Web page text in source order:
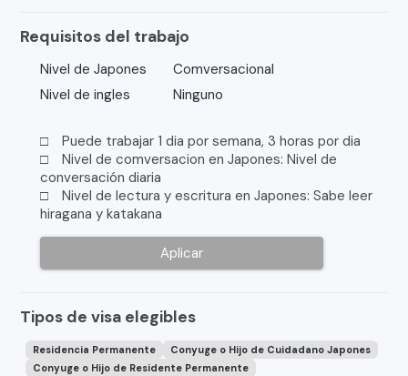
Requisitos del trabajo
Nivel de Japones
Comversacional
Nivel de ingles
Ninguno
□ Puede trabajar 1 dia por semana, 3 horas por dia
□ Nivel de comversacion en Japones: Nivel de
conversación diaria
□ Nivel de lectura y escritura en Japones: Sabe leer
hiragana y katakana
Aplicar
Tipos de visa elegibles
Residencia Permanente
Conyuge o Hijo de Cuidadano Japones
Conyuge o Hijo de Residente Permanente